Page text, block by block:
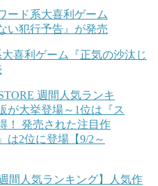
喜利ゲーム『正気の沙汰じ
間人気ランキング】人気作